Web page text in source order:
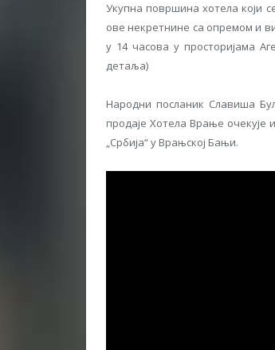
Укупна површина хотела коjи
ове некретнине са опремом и
у 14 часова у просторијама
детаља)
Народни посланик Славиша
продаје Хотела Врање очекује
„Србија“ у Врањској Бањи.